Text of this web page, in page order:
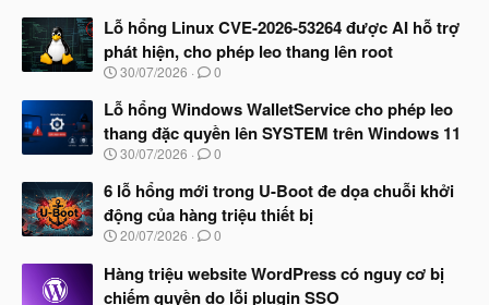
à
y
b
ắ
đ
ầ
u
Lỗ hổng Linux CVE-2026-53264 được AI hỗ trợ
phát hiện, cho phép leo thang lên root
N
à
b
ắ
đ
ầ
u
30/07/2026 0
Lỗ hổng Windows WalletService cho phép leo
thang đặc quyền lên SYSTEM trên Windows 11
N
à
b
ắ
đ
ầ
30/07/2026 0
6 lỗ hổng mới trong U-Boot đe dọa chuỗi khởi
động của hàng triệu thiết bị
N
à
y
20/07/2026 0
Hàng triệu website WordPress có nguy cơ bị
chiếm quyền do lỗi plugin SSO